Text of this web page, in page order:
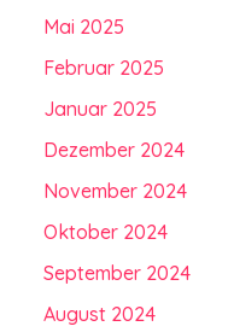
Mai 2025
Februar 2025
Januar 2025
Dezember 2024
November 2024
Oktober 2024
September 2024
August 2024